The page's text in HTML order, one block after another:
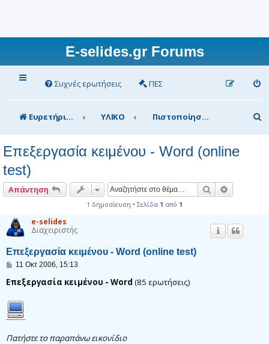
E-selides.gr Forums
Συχνές ερωτήσεις ΠΕΣ
Ευρετήριο Δ. Συζήτησης ΥΛΙΚΟ Πιστοποίηση ΤΠΕ
ν
Επεξεργασία κειμένου - Word (online
test)
Απάντηση Αναζήτηση
1 δημοσίευση • Σελίδα 1 από 1
e-selides
Διαχειριστής
Επεξεργασία κειμένου - Word (online test)
Δ
μ
ί
ε
υ
η
11 Οκτ 2006, 15:13
Επεξεργασία κειμένου - Word (85 ερωτήσεις)
Πατήστε το παραπάνω εικονίδιο